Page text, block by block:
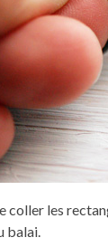
coller les
balai.